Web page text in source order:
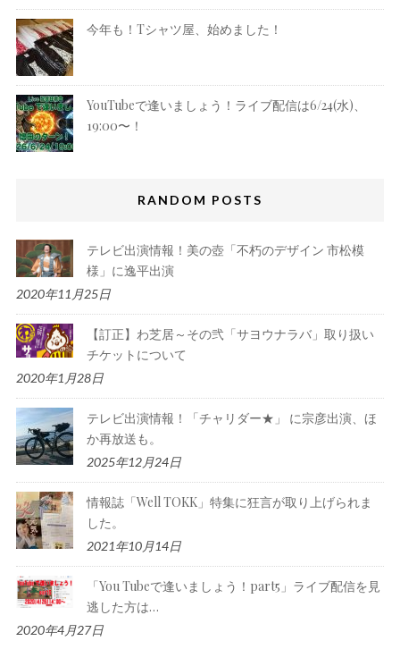
今年も！Tシャツ屋、始めました！
YouTubeで逢いましょう！ライブ配信は6/24(水)、
19:00〜！
RANDOM POSTS
テレビ出演情報！美の壺「不朽のデザイン 市松模
様」に逸平出演
2020年11月25日
【訂正】わ芝居～その弐「サヨウナラバ」取り扱い
チケットについて
2020年1月28日
テレビ出演情報！「チャリダー★」 に宗彦出演、ほ
か再放送も。
2025年12月24日
情報誌「Well TOKK」特集に狂言が取り上げられま
した。
2021年10月14日
「You Tubeで逢いましょう！part5」ライブ配信を見
逃した方は…
2020年4月27日